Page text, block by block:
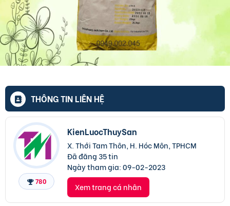
THÔNG TIN LIÊN HỆ
780
KienLuocThuySan
X. Thới Tam Thôn, H. Hóc Môn, TPHCM
Đã đăng 35 tin
Ngày tham gia:09-02-2023
Xem trang cá nhân